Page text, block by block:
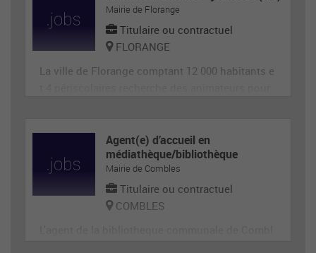
s, ainsi qu'en gestion d’équipe et en communica
tion (poste de 28h
Mairie de Florange
Titulaire ou contractuel
FLORANGE
La ville de Florange comptant 12 000 habitants e
t de la sécurité morale, physique et affective des
enfants. Il est responsable du groupe d'enfants
et
Agent(e) d’accueil en
médiathèque/bibliothèque
Mairie de Combles
Titulaire ou contractuel
COMBLES